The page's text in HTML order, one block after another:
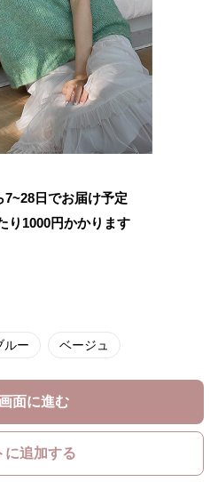
7~28日でお届け予定
り 1000円かかります
ルー ベージュ
面に進む
に追加する